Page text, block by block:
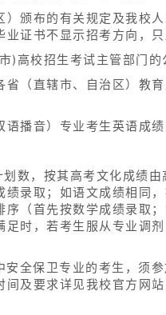
颁布的有关规定及我校
证书不显示招考方向，只
)高校招生考试主管部门的
（直辖市、自治区）教
播音）专业考生英语成
数，按其高考文化成绩
录取；如语文成绩相同
（首先按数学成绩录取
时，若考生服从专业调
全保卫专业的考生，须
及要求详见我校官方网站